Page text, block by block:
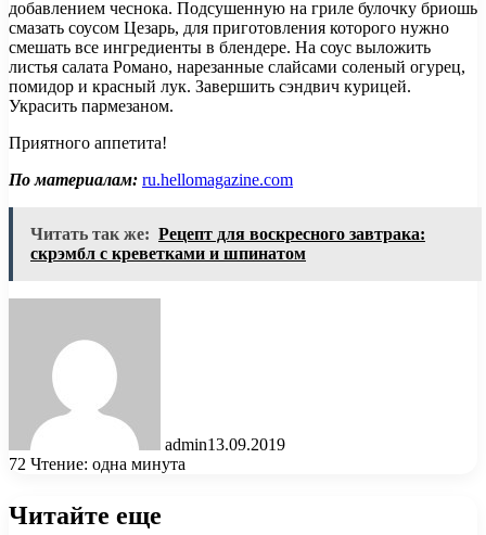
добавлением чеснока. Подсушенную на гриле булочку бриошь
смазать соусом Цезарь, для приготовления которого нужно
смешать все ингредиенты в блендере. На соус выложить
листья салата Романо, нарезанные слайсами соленый огурец,
помидор и красный лук. Завершить сэндвич курицей.
Украсить пармезаном.
Приятного аппетита!
По материалам: ru.hellomagazine.com
Читать так же: Рецепт для воскресного завтрака:
скрэмбл с креветками и шпинатом
admin13.09.2019
72 Чтение: одна минута
Читайте еще